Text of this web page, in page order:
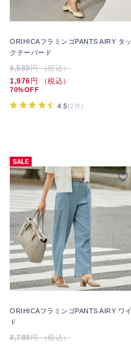
ORIHICAフラミンゴPANTS AIRY タッ
クテーパード
6,589円 （税込）
1,976円 （税込）
70%OFF
4.5(2件)
ORIHICAフラミンゴPANTS AIRY ワイ
ド
8,789円 （税込）